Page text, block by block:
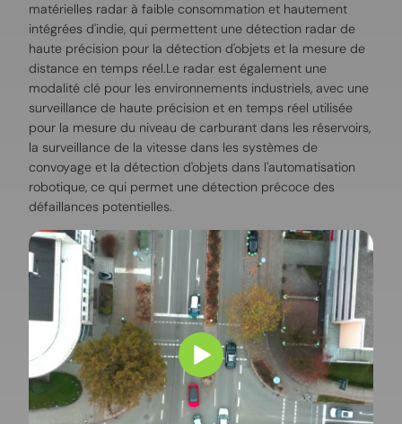
matérielles radar à faible consommation et hautement
intégrées d'indie, qui permettent une détection radar de
haute précision pour la détection d'objets et la mesure de
distance en temps réel.Le radar est également une
modalité clé pour les environnements industriels, avec une
surveillance de haute précision et en temps réel utilisée
pour la mesure du niveau de carburant dans les réservoirs,
la surveillance de la vitesse dans les systèmes de
convoyage et la détection d'objets dans l'automatisation
robotique, ce qui permet une détection précoce des
défaillances potentielles.